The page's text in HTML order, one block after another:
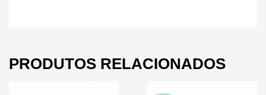
PRODUTOS RELACIONADOS